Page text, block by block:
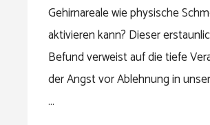
Gehirnareale wie physische
aktivieren kann? Dieser
Befund verweist auf die tiefe
der Angst vor Ablehnung in
…